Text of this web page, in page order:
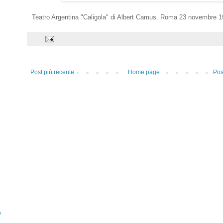
Teatro Argentina "Caligola" di Albert Camus. Roma 23 novembre
Post più recente Home page